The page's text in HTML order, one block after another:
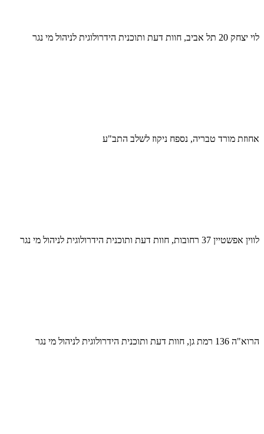
לוי יצחק 20 תל אביב, חוות דעת ותוכנית הידרולוגית לניהול מי נגר
אחוזת מורד טבריה, נספח ניקוז לשלב התב"ע
לווין אפשטיין 37 רחובות, חוות דעת ותוכנית הידרולוגית לניהול מי נגר
הרוא"ה 136 רמת גן, חוות דעת ותוכנית הידרולוגית לניהול מי נגר